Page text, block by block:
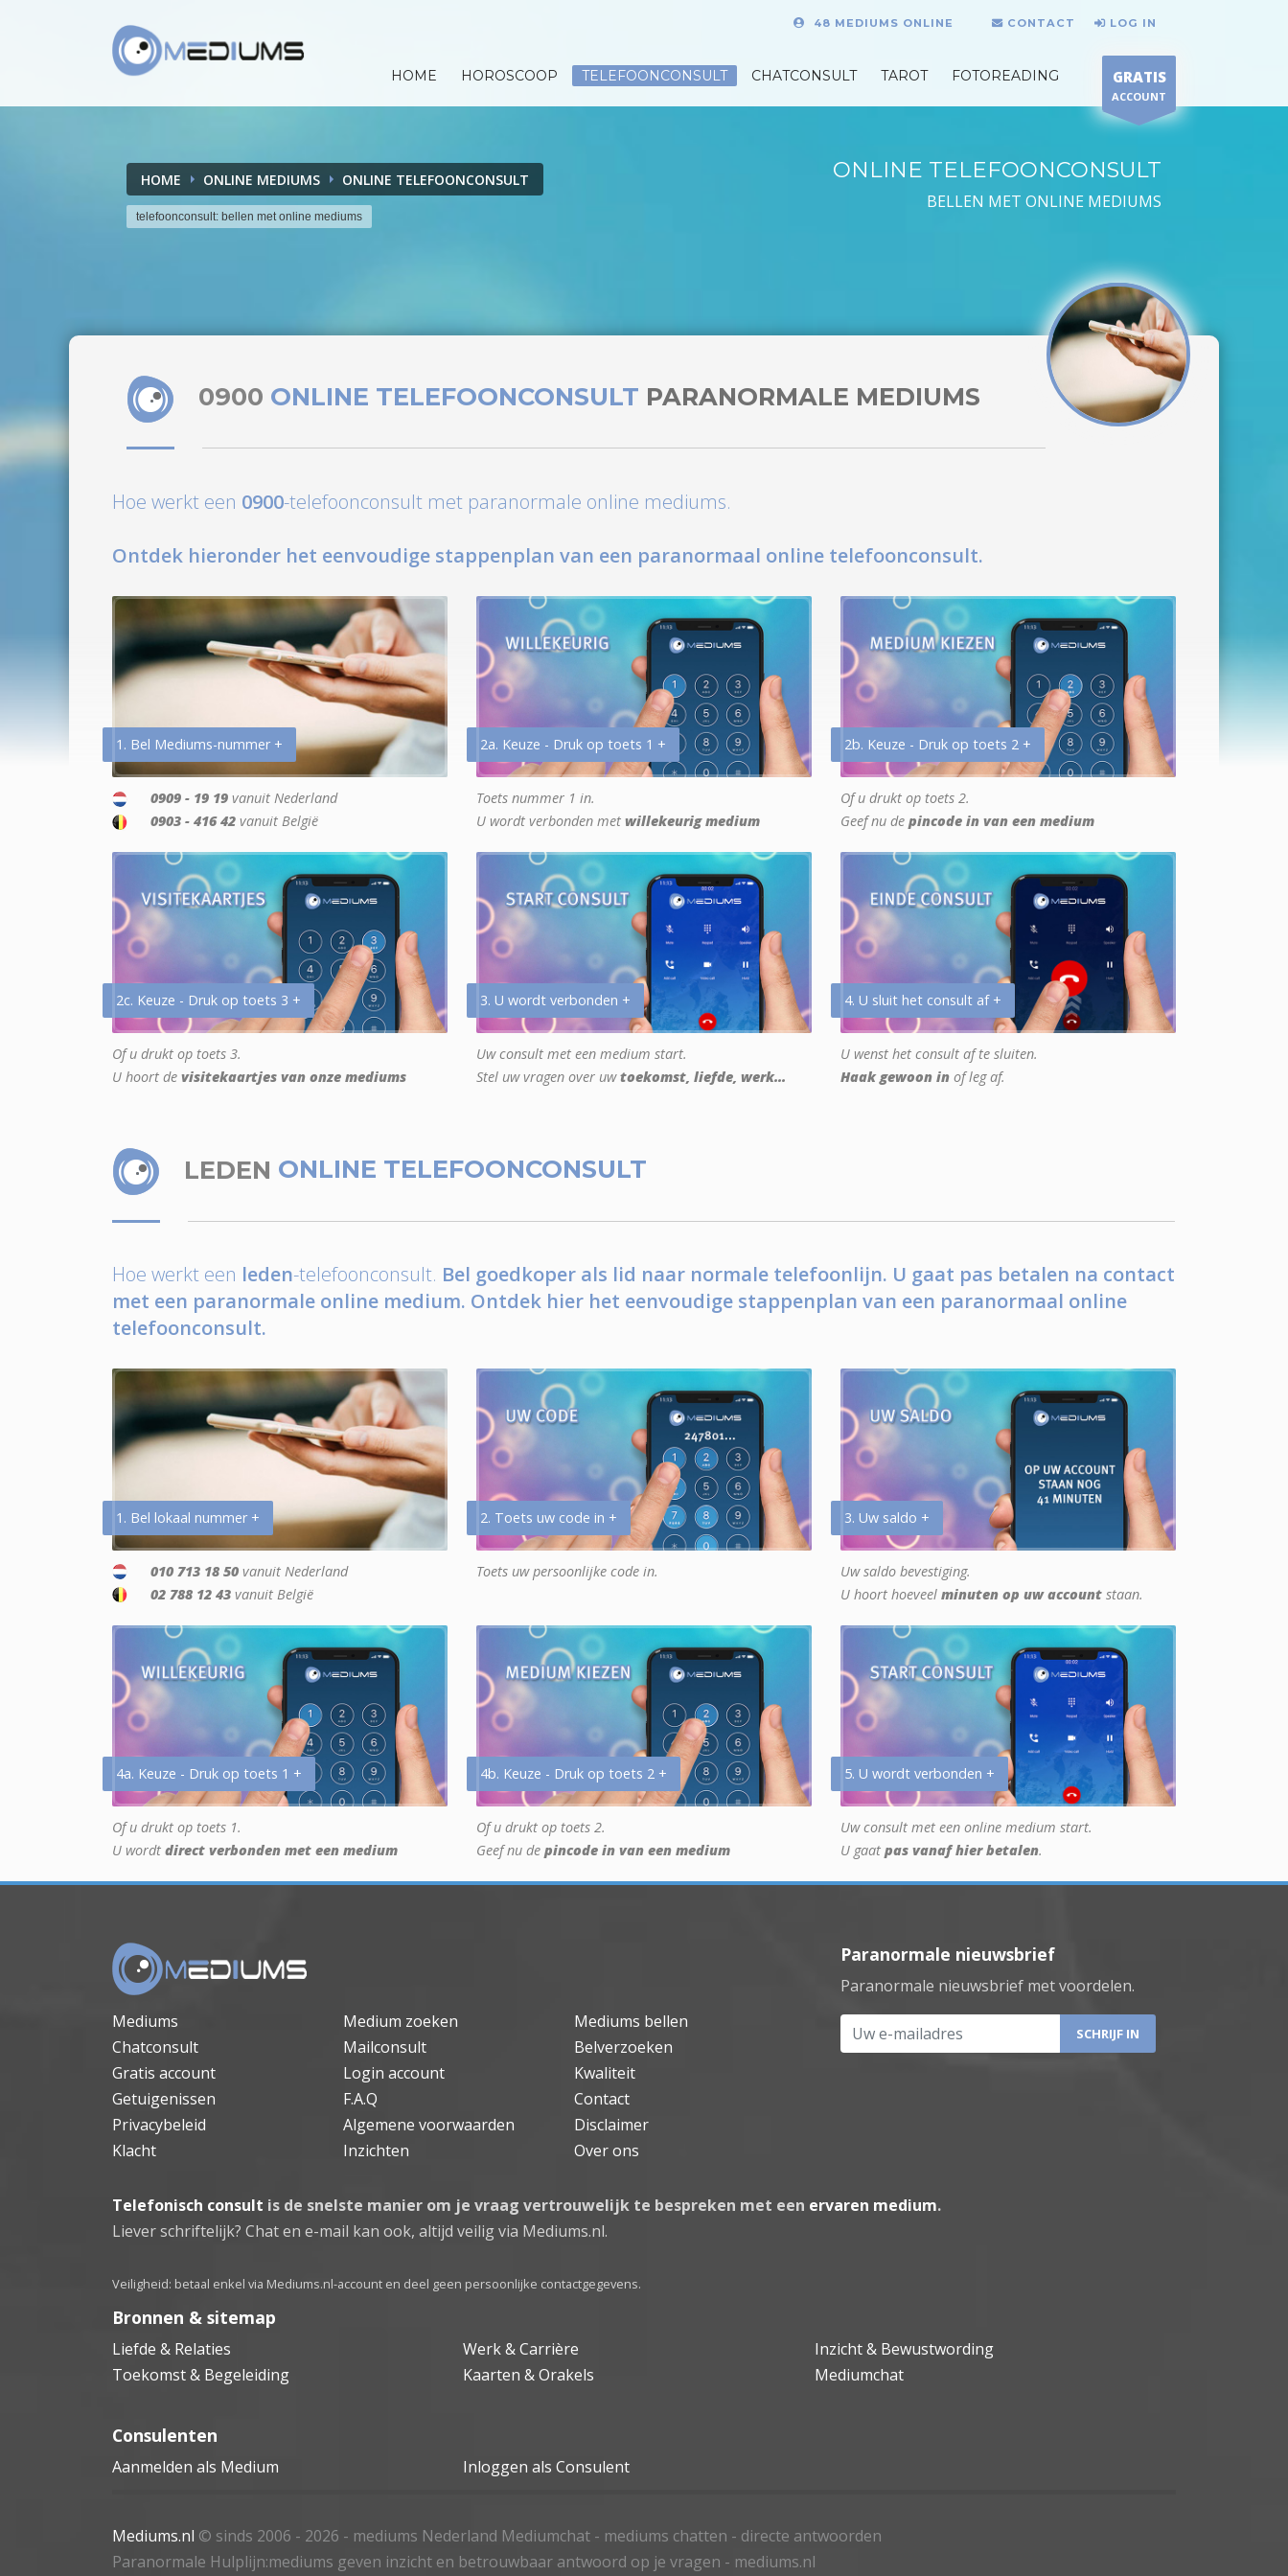
48 MEDIUMS ONLINE CONTACT LOG IN
HOME HOROSCOOP TELEFOONCONSULT CHATCONSULT TAROT FOTOREADING GRATIS
ACCOUNT
HOME ONLINE MEDIUMS ONLINE TELEFOONCONSULT
telefoonconsult: bellen met online mediums
ONLINE TELEFOONCONSULT
BELLEN MET ONLINE MEDIUMS
0900 ONLINE TELEFOONCONSULT PARANORMALE MEDIUMS
Hoe werkt een 0900-telefoonconsult met paranormale online mediums.
Ontdek hieronder het eenvoudige stappenplan van een paranormaal online telefoonconsult.
1. Bel Mediums-nummer +
0909 - 19 19 vanuit Nederland
0903 - 416 42 vanuit België
2a. Keuze - Druk op toets 1 +
Toets nummer 1 in.
U wordt verbonden met willekeurig medium
2b. Keuze - Druk op toets 2 +
Of u drukt op toets 2.
Geef nu de pincode in van een medium
2c. Keuze - Druk op toets 3 +
Of u drukt op toets 3.
U hoort de visitekaartjes van onze mediums
3. U wordt verbonden +
Uw consult met een medium start.
Stel uw vragen over uwtoekomst, liefde, werk...
4. U sluit het consult af +
U wenst het consult af te sluiten.
Haak gewoon in of leg af.
LEDEN ONLINE TELEFOONCONSULT
Hoe werkt een leden-telefoonconsult. Bel goedkoper als lid naar normale telefoonlijn. U gaat pas betalen na contact
met een paranormale online medium. Ontdek hier het eenvoudige stappenplan van een paranormaal online
telefoonconsult.
1. Bel lokaal nummer +
010 713 18 50 vanuit Nederland
02 788 12 43 vanuit België
2. Toets uw code in +
Toets uw persoonlijke code in.
3. Uw saldo +
Uw saldo bevestiging.
U hoort hoeveel minuten op uw account staan.
4a. Keuze - Druk op toets 1 +
Of u drukt op toets 1.
U wordt direct verbonden met een medium
4b. Keuze - Druk op toets 2 +
Of u drukt op toets 2.
Geef nu de pincode in van een medium
5. U wordt verbonden +
Uw consult met een online medium start.
U gaat pas vanaf hier betalen.
Mediums Medium zoeken
Mediums bellen
Chatconsult
Mailconsult
Belverzoeken
Gratis account
Login account
Kwaliteit
Getuigenissen
F.A.Q
Contact
Privacybeleid
Algemene voorwaarden
Disclaimer
Klacht
Inzichten Over ons
Paranormale nieuwsbrief
Paranormale nieuwsbrief met voordelen.
Uw e-mailadres
Telefonisch consult is de snelste manier om je vraag vertrouwelijk te bespreken met een ervaren medium.
Liever schriftelijk? Chat en e-mail kan ook, altijd veilig via Mediums.nl.
Veiligheid: betaal enkel via Mediums.nl-account en deel geen persoonlijke contactgegevens.
Bronnen & sitemap
Liefde & Relaties Werk & Carrière
Inzicht & Bewustwording
Toekomst & Begeleiding
Kaarten & Orakels Mediumchat
Consulenten
Aanmelden als Medium Inloggen als Consulent
Mediums.nl © sinds 2006 - 2026 - mediums Nederland Mediumchat - mediums chatten - directe antwoorden
Paranormale Hulplijn:mediums geven inzicht en betrouwbaar antwoord op je vragen - mediums.nl